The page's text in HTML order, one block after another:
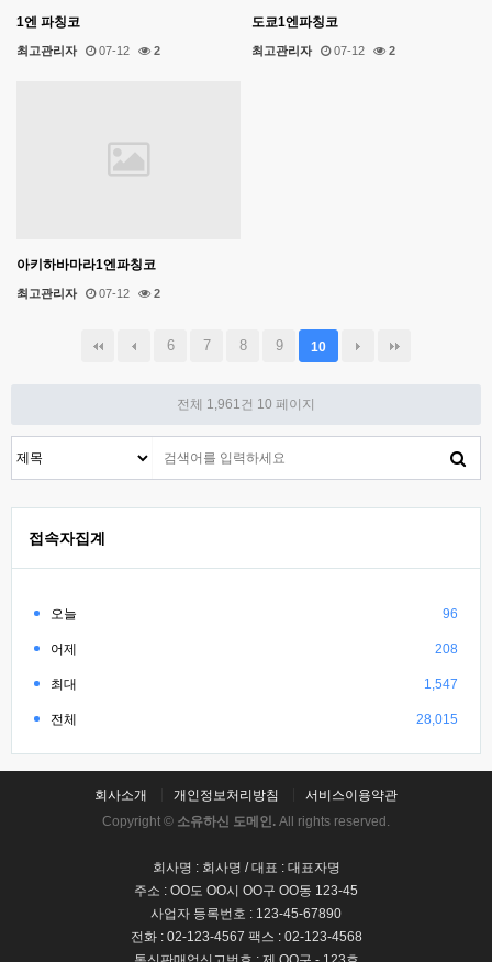
1엔 파칭코
최고관리자 07-12 2
도쿄1엔파칭코
최고관리자 07-12 2
아키하바마라1엔파칭코
최고관리자 07-12 2
6 7 8 9 10
전체 1,961건 10 페이지
접속자집계
오늘 96
어제 208
최대 1,547
전체 28,015
회사소개 개인정보처리방침
서비스이용약관
Copyright © 소유하신 도메인. All rights reserved.
회사명 : 회사명 / 대표 : 대표자명
주소 : OO도 OO시 OO구 OO동 123-45
사업자 등록번호 : 123-45-67890
전화 : 02-123-4567 팩스 : 02-123-4568